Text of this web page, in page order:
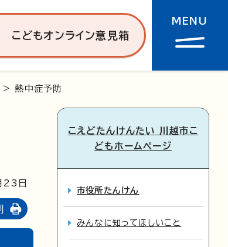
こどもオンライン意見箱
MENU
> 熱中症予防
日
こえどたんけんたい 川越市こ
どもホームページ
市役所たんけん
みんなに知ってほしいこと